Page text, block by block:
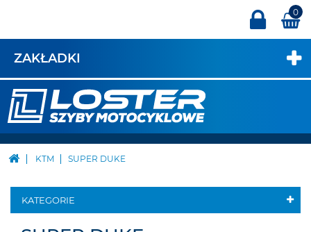
0
ZAKŁADKI
KTM SUPER DUKE
KATEGORIE